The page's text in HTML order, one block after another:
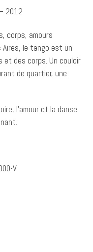
2012
corps, amours
Aires, le tango est un
des corps. Un couloir
de quartier, une
l’amour et la danse
V